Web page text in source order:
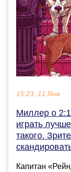
15:23, 11 Янв
Миллер о
играть
такого.
Капитан